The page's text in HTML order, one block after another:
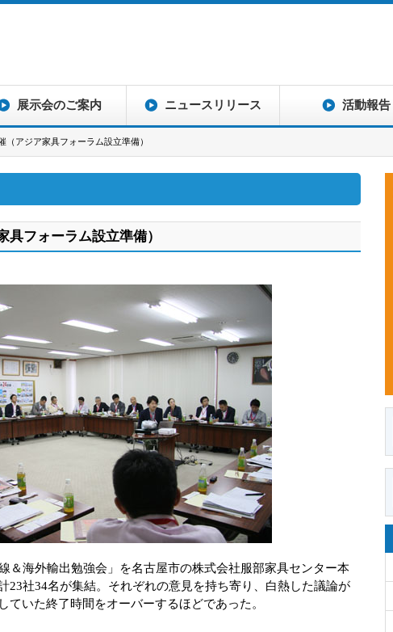
展示会のご案内 ニュースリリース 活動報告
（アジア家具フォーラム設立準備）
フォーラム設立準備）
＆海外輸出勉強会」を名古屋市の株式会社服部家具センター本
23社34名が集結。それぞれの意見を持ち寄り、白熱した議論が
ていた終了時間をオーバーするほどであった。